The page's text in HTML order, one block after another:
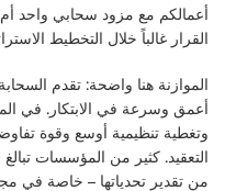
أعمالكم مع مزود سحابي واحد
القرار غالباً خلال التخطيط
الموازنة هنا واضحة: تقدم
أعمق وسرعة في الابتكار. في
وتغطية تنظيمية أوسع وقوة
التعقيد. كثير من المؤسسات
من تقدير تحدياتها – خاصة في